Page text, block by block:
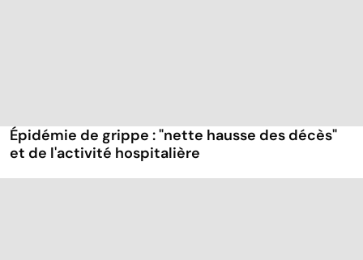
Épidémie de grippe : "nette hausse des décès"
et de l'activité hospitalière